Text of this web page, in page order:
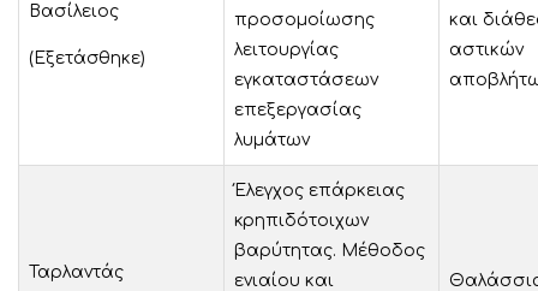
Βασίλειος
(Εξετάσθηκε)
προσομοίωσης
λειτουργίας
εγκαταστάσεων
επεξεργασίας
λυμάτων
και
αστικών
Ταρλαντάς
Έλεγχος επάρκειας
κρηπιδότοιχων
βαρύτητας. Μέθοδος
ενιαίου και